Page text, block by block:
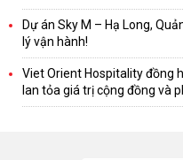
Dự án Sky M – Hạ Long,
lý vận hành!
Viet Orient Hospitality đồng
lan tỏa giá trị cộng đồng và